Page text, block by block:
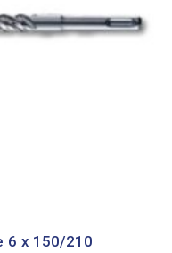
6 x 150/210